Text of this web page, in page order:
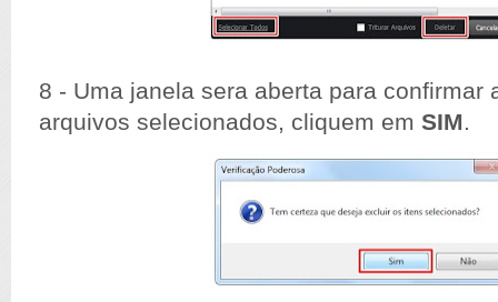
8 - Uma janela sera aberta para confirmar
arquivos selecionados, cliquem em SIM.